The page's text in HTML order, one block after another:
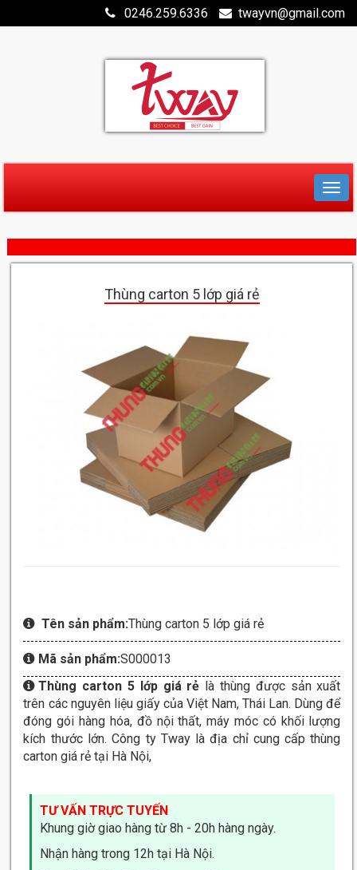
0246.259.6336 twayvn@gmail.com
Thùng carton 5 lớp giá rẻ
Tên sản phẩm:Thùng carton 5 lớp giá rẻ
Mã sản phẩm:S000013
Thùng carton 5 lớp giá rẻ là thùng được sản xuất
trên các nguyên liệu giấy của Việt Nam, Thái Lan. Dùng để
đóng gói hàng hóa, đồ nội thất, máy móc có khối lượng
kích thước lớn. Công ty Tway là địa chỉ cung cấp thùng
carton giá rẻ tại Hà Nội,
TƯ VẤN TRỰC TUYẾN
Khung giờ giao hàng từ 8h - 20h hàng ngày.
Nhận hàng trong 12h tại Hà Nội.